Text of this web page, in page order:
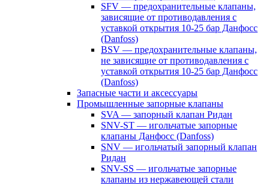
SFV — предохранительные клапаны,
зависящие от противодавления с
уставкой открытия 10-25 бар Данфосс
(Danfoss)
BSV — предохранительные клапаны,
не зависящие от противодавления с
уставкой открытия 10-25 бар Данфосс
(Danfoss)
Запасные части и аксессуары
Промышленные запорные клапаны
SVA — запорный клапан Ридан
SNV-ST — игольчатые запорные
клапаны Данфосс (Danfoss)
SNV — игольчатый запорный клапан
Ридан
SNV-SS — игольчатые запорные
клапаны из нержавеющей стали